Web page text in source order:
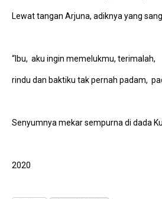
Lewat tangan Arjuna, adiknya yang
“Ibu, aku ingin memelukmu, terimalah,
rindu dan baktiku tak pernah padam,
Senyumnya mekar sempurna di dada
2020